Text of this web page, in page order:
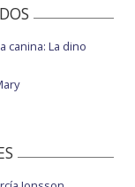
canina: La dino